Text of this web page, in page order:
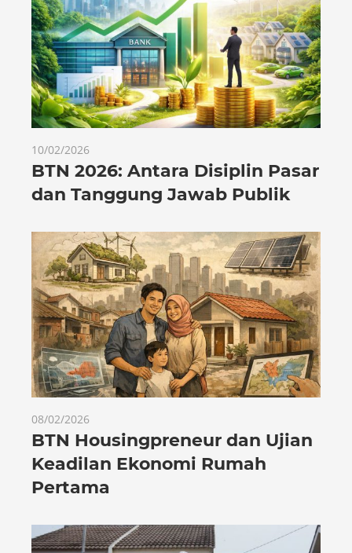
10/02/2026
BTN 2026: Antara Disiplin Pasar
dan Tanggung Jawab Publik
08/02/2026
BTN Housingpreneur dan Ujian
Keadilan Ekonomi Rumah
Pertama